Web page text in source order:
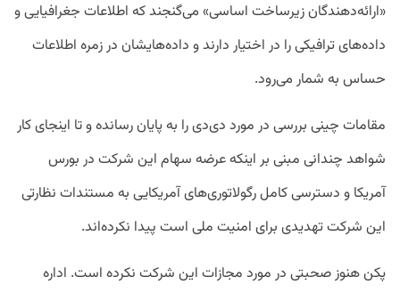
«ارائه‌دهندگان زیرساخت اساسی» می‌گنجند که اطلاعات جغرافیایی و
داده‌های ترافیکی را در اختیار دارند و داده‌هایشان در زمره اطلاعات
حساس به شمار می‌رود.
مقامات چینی بررسی در مورد دی‌دی را به پایان رسانده و تا اینجای کار
شواهد چندانی مبنی بر اینکه عرضه سهام این شرکت در بورس
آمریکا و دسترسی کامل رگولاتوری‌های آمریکایی به مستندات نظارتی
این شرکت تهدیدی برای امنیت ملی است پیدا نکرده‌اند.
پکن هنوز صحبتی در مورد مجازات این شرکت نکرده است. اداره